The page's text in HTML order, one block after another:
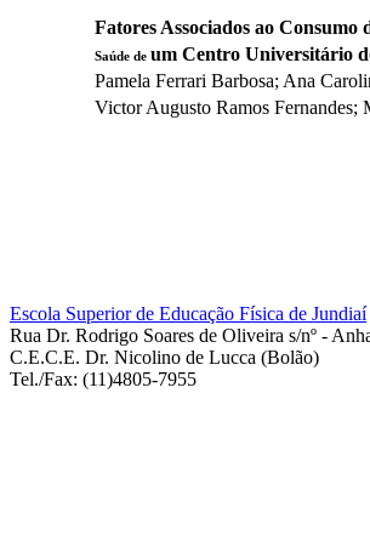
Fatores Associados ao
Saúde deum Centro Universitário
Pamela Ferrari Barbosa; Ana
Victor Augusto Ramos Fernandes;
Escola Superior de Educação Física de Jundiaí
Rua Dr. Rodrigo Soares de Oliveira s/nº -
C.E.C.E. Dr. Nicolino de Lucca (Bolão)
Tel./Fax: (11)4805-7955